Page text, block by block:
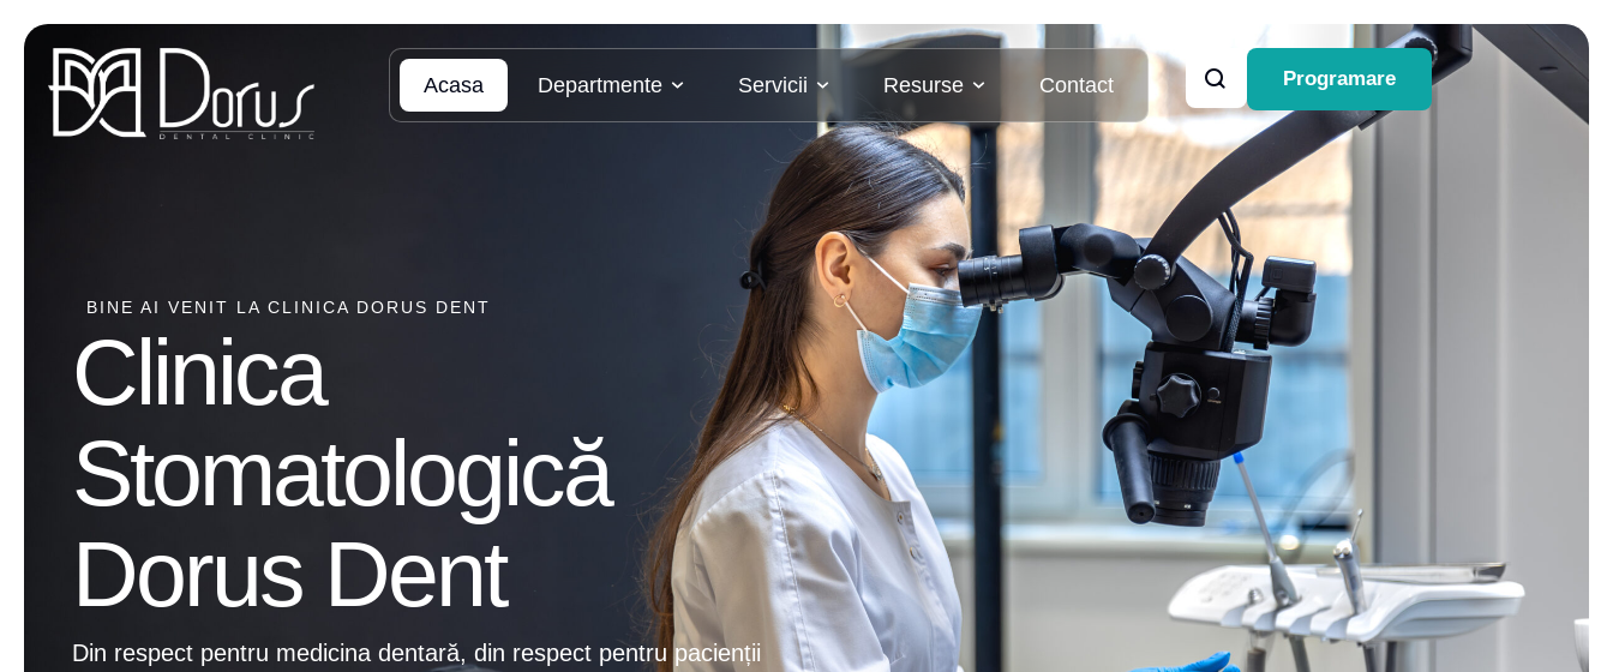
Acasa Departmente Servicii Resurse Contact Programare
BINE AI VENIT LA CLINICA DORUS DENT
Clinica
Stomatologică
Dorus Dent
Din respect pentru medicina dentară, din respect pentru pacienții